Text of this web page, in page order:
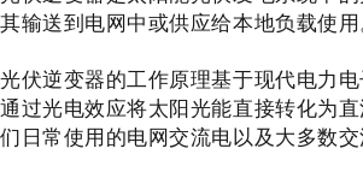
其输送到电网中或供应给本地负载使用
光伏逆变器的工作原理基于现代电力
通过光电效应将太阳光能直接转化为
们日常使用的电网交流电以及大多数